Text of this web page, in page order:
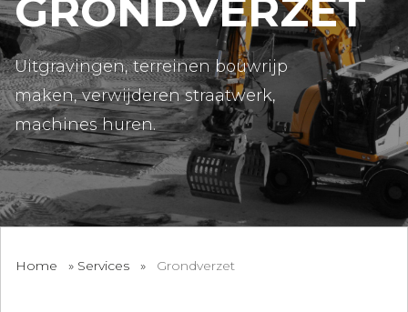
GRONDVERZET
Uitgravingen, terreinen bouwrijp
maken, verwijderen straatwerk,
machines huren.
Home » Services » Grondverzet